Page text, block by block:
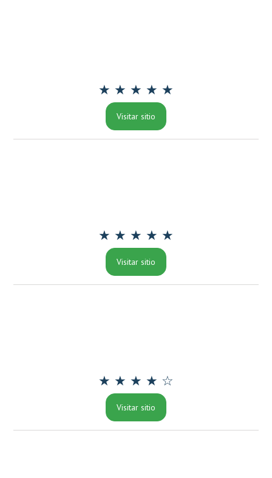
★ ★ ★ ★ ★
Visitar sitio
★ ★ ★ ★ ★
Visitar sitio
★ ★ ★ ★ ☆
Visitar sitio